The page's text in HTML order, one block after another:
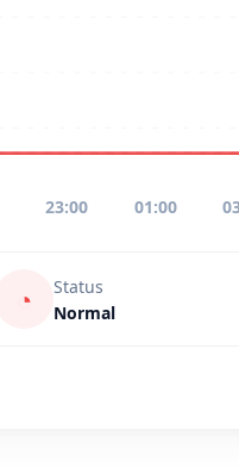
23:00 01:00
◔
Status
Normal